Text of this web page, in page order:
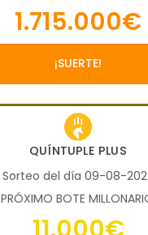
1.715.000€
¡SUERTE!
QUÍNTUPLE PLUS
Sorteo del día 09-08-
PRÓXIMO BOTE